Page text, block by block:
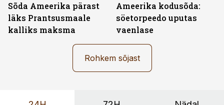
Sõda Ameerika pärast
läks Prantsusmaale
kalliks maksma
Ameerika kodusõda:
söetorpeedo uputas
vaenlase
Rohkem sõjast